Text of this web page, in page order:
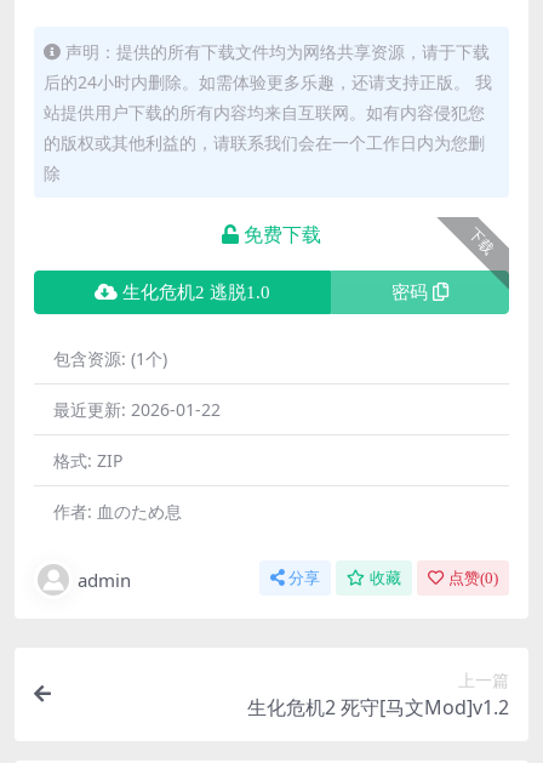
声明：提供的所有下载文件均为网络共享资源，请于下载
后的24小时内删除。如需体验更多乐趣，还请支持正版。 我
站提供用户下载的所有内容均来自互联网。如有内容侵犯您
的版权或其他利益的，请联系我们会在一个工作日内为您删
除
下载
免费下载
生化危机2 逃脱1.0 密码
包含资源: (1个)
最近更新: 2026-01-22
格式: ZIP
作者: 血のため息
admin 分享 收藏 点赞(0)
上一篇
生化危机2 死守[马文Mod]v1.2